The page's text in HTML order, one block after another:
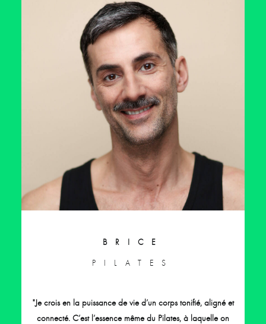
BRICE
PILATES
"Je crois en la puissance de vie d’un corps tonifié, aligné et
connecté. C’est l’essence même du Pilates, à laquelle on